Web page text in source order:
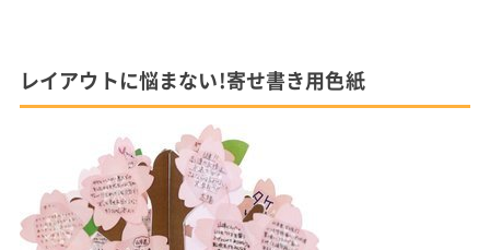
レイアウトに悩まない!寄せ書き用色紙